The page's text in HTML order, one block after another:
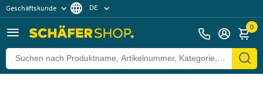
Geschäftskunde DE
0
Zurück